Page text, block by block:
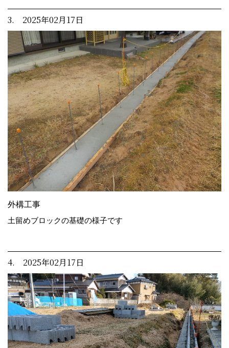
3. 2025年02月17日
外構工事
土留めブロックの基礎の様子です
4. 2025年02月17日